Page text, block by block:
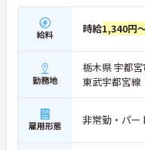
給料 時給1,340円
勤務地
栃木県 宇都
東武宇都宮線
雇用形態 非常勤・パー